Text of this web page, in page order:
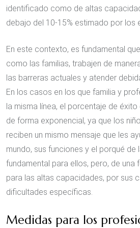
identificado como de altas
debajo del 10-15% estimado por los
En este contexto, es fundamental
como las familias, trabajen de
las barreras actuales y atender
En los casos en los que familia y
la misma línea, el porcentaje de
de forma exponencial, ya que los
reciben un mismo mensaje que les
mundo, sus funciones y el porqué de
fundamental para ellos, pero, de una
para las altas capacidades, por sus
dificultades específicas.
Medidas para los